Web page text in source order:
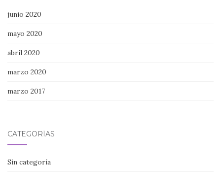
junio 2020
mayo 2020
abril 2020
marzo 2020
marzo 2017
CATEGORÍAS
Sin categoría